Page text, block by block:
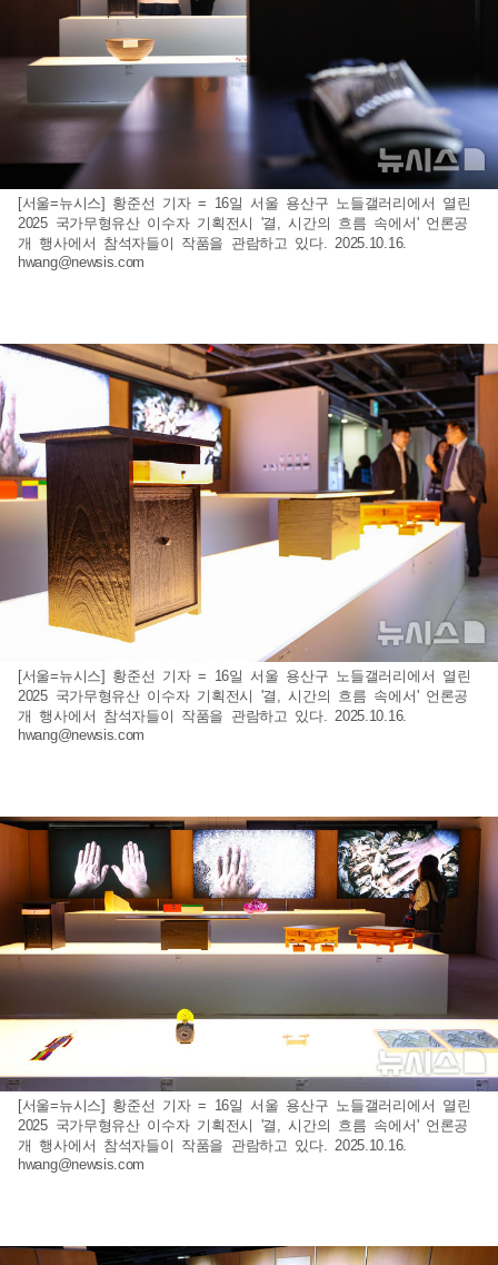
[서울=뉴시스] 황준선 기자 = 16일 서울 용산구 노들갤러리에서 열린
2025 국가무형유산 이수자 기획전시 '결, 시간의 흐름 속에서' 언론공
개 행사에서 참석자들이 작품을 관람하고 있다. 2025.10.16.
hwang@newsis.com
[서울=뉴시스] 황준선 기자 = 16일 서울 용산구 노들갤러리에서 열린
2025 국가무형유산 이수자 기획전시 '결, 시간의 흐름 속에서' 언론공
개 행사에서 참석자들이 작품을 관람하고 있다. 2025.10.16.
hwang@newsis.com
[서울=뉴시스] 황준선 기자 = 16일 서울 용산구 노들갤러리에서 열린
2025 국가무형유산 이수자 기획전시 '결, 시간의 흐름 속에서' 언론공
개 행사에서 참석자들이 작품을 관람하고 있다. 2025.10.16.
hwang@newsis.com